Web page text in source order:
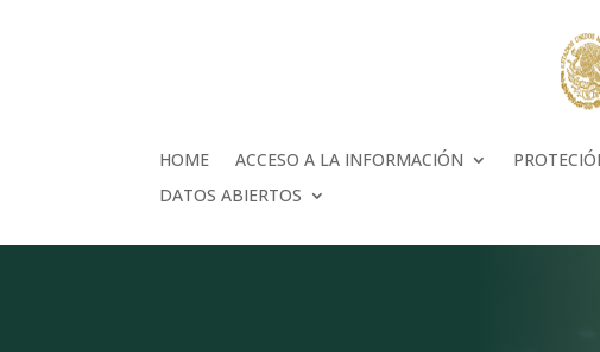
HOME ACCESO A LA INFORMACIÓN
DATOS ABIERTOS